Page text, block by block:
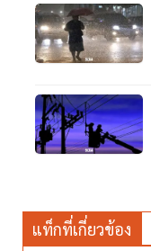
แท็กที่เกี่ยวข้อง